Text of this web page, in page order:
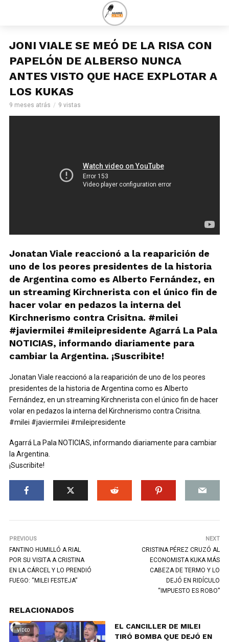
JONI VIALE SE MEÓ DE LA RISA CON
PAPELÓN DE ALBERSO NUNCA
ANTES VISTO QUE HACE EXPLOTAR A
LOS KUKAS
9 meses atrás 9 vistas
Jonatan Viale reaccionó a la reaparición de
uno de los peores presidentes de la historia
de Argentina como es Alberto Fernández, en
un streaming Kirchnerista con el único fin de
hacer volar en pedazos la interna del
Kirchnerismo contra Crisitna. #milei
#javiermilei #mileipresidente Agarrá La Pala
NOTICIAS, informando diariamente para
cambiar la Argentina. ¡Suscribite!
Jonatan Viale reaccionó a la reaparición de uno de los peores
presidentes de la historia de Argentina como es Alberto
Fernández, en un streaming Kirchnerista con el único fin de hacer
volar en pedazos la interna del Kirchnerismo contra Crisitna.
#milei #javiermilei #mileipresidente
Agarrá La Pala NOTICIAS, informando diariamente para cambiar
la Argentina.
¡Suscribite!
PREVIOUS
FANTINO HUMILLÓ A RIAL
POR SU VISITA A CRISTINA
EN LA CÁRCEL Y LO PRENDIÓ
FUEGO: “MILEI FESTEJA”
NEXT
CRISTINA PÉREZ CRUZÓ AL
ECONOMISTA KUKA MÁS
CABEZA DE TERMO Y LO
DEJÓ EN RIDÍCULO
“IMPUESTO ES ROBO”
RELACIONADOS
VIDEO
EL CANCILLER DE MILEI
TIRÓ BOMBA QUE DEJÓ EN